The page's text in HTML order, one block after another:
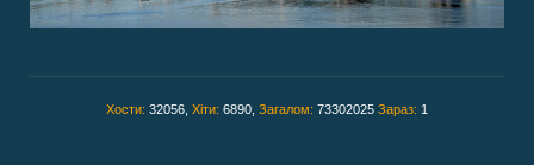
Хости: 32056, Хіти: 6890, Загалом: 73302025 Зараз: 1